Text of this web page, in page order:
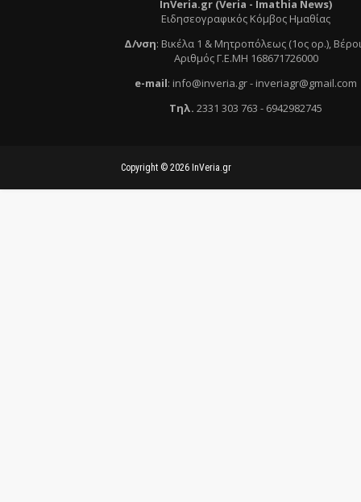
InVeria.gr (Veria - Ιmathia News)
Ειδησεογραφικός Κόμβος Ημαθίας
Δ/νση: Βικέλα 1 & Μητροπόλεως (1ος ορ.),
Αριθμός Γ.Ε.ΜΗ 168671726000
e-mail: info@inveria.gr- inveriagr@gmail.com
Τηλ. 2331 303 763 - 6942982745
Copyright © 2026 InVeria.gr